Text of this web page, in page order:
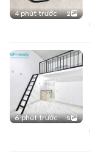
4 phút trước 2
6 phút trước 5